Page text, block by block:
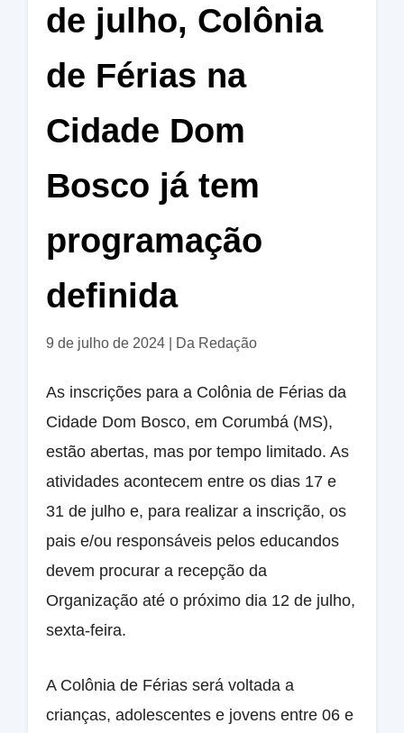
de julho, Colônia
de Férias na
Cidade Dom
Bosco já tem
programação
definida
9 de julho de 2024 Da Redação
As inscrições para a Colônia de Férias da
Cidade Dom Bosco, em Corumbá (MS),
estão abertas, mas por tempo limitado. As
atividades acontecem entre os dias 17 e
31 de julho e, para realizar a inscrição, os
pais e/ou responsáveis pelos educandos
devem procurar a recepção da
Organização até o próximo dia 12 de julho,
sexta-feira.
A Colônia de Férias será voltada a
crianças, adolescentes e jovens entre 06 e